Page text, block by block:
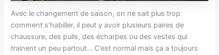
Avec le changement de saison, on ne sait plus trop
comment s’habiller, il peut y avoir plusieurs paires de
chaussure, des pulls, des écharpes ou des vestes qui
trainent un peu partout… C’est normal mais ça a toujours